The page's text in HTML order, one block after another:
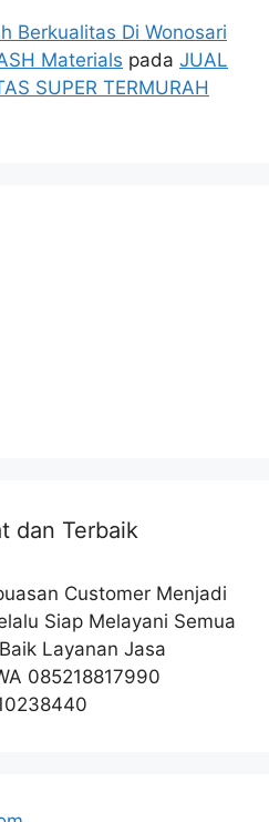
Berkualitas Di Wonosari
Materials pada JUAL
SUPER TERMURAH
dan Terbaik
Customer Menjadi
Siap Melayani Semua
Layanan Jasa
085218817990